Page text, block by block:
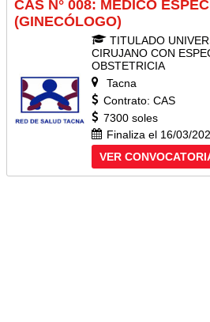
CAS N° 008: MÉDICO
(GINECÓLOGO)
TITULADO
CIRUJANO CON
OBSTETRICIA
Tacna
Contrato: CAS
7300 soles
Finaliza el 16/03/
VER